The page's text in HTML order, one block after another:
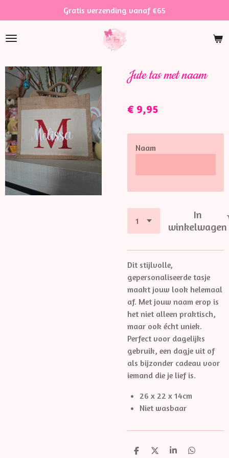
direct
naar
Gratis verzending vanaf €65
Jute tas met naam
€ 9,95
Naam
In
winkelwagen
Dit stijlvolle,
gepersonaliseerde tasje
maakt jouw look helemaal
af. Met jouw naam erop is
het niet alleen praktisch,
maar ook écht uniek.
Perfect voor dagelijks
gebruik, een dagje uit of
als bijzonder cadeau voor
iemand die je lief is.
26 x 22 x 14cm
Niet wasbaar
D
D
S
D